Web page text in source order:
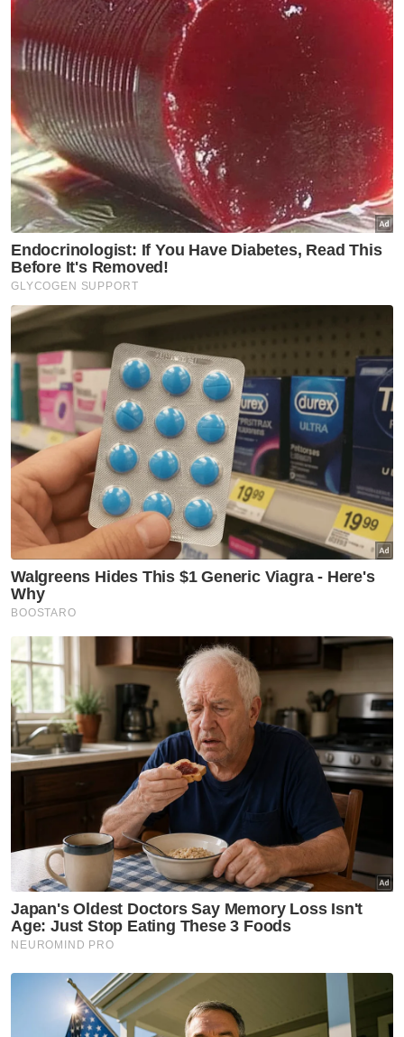
Dickson dan penguatkuasaan pihaknya akan
dilakukan secara berterusan.
Tambahnya, sepanjang Januari hingga
Oktober, sebanyak 13,392 saman atas
pelbagai kesalahan dikeluarkan iaitu
meningkat 690 saman berbanding tempoh
sama tahun lalu.
Muat turun aplikasi Sinar Harian.Klik di sini!
Harap bantu kajian selidik kami dan
dapatkan baucar tunai.
×
Apakah tahap kelayakan akademik anda?
Kolej/ STPM/ Diploma
Ijazah sarjana muda
(Bachelor)
Ijazah sarjana (Master)
Ijazah kedoktoran
Masuk | Daftar VPoints:0
Lumba Haram
SPDH
Samseng Jalanan
Port Dickson
Artikel Disyorkan
Melaka NS
Sangka percuma punca
pengunjung angkut pokok
hiasan MBJB
Melaka NS
Melaka NS